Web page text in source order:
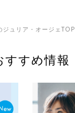
ュリア・オージェTOP
すすめ情報